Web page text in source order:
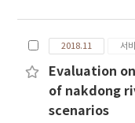
Method (FUM)
실성 분석에서
리오(FUM 불확
과와 동일하게
UDM은 기후 변
적합한 분석 및
변동을 더욱 심
는 남한 5대강(
을 대상으로 기
(10∼3월)에서
석하고자 한다.
RCP 시나리오
2018.11 서
Evaluation
of nakdong
scenarios